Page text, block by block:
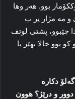
بوو. هه‌ر وها
و مه‌ مژار پر ب
چێبوو، پشتی لوتف
بوو خالا بهێز یا
دکاره‌
دوور و درێژ؟ هوون